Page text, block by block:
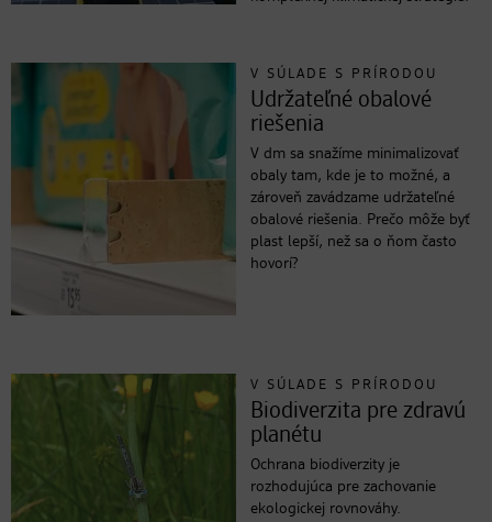
V SÚLADE S PRÍRODOU
Udržateľné obalové
riešenia
V dm sa snažíme minimalizovať
obaly tam, kde je to možné, a
zároveň zavádzame udržateľné
obalové riešenia. Prečo môže byť
plast lepší, než sa o ňom často
hovorí?
V SÚLADE S PRÍRODOU
Biodiverzita pre zdravú
planétu
Ochrana biodiverzity je
rozhodujúca pre zachovanie
ekologickej rovnováhy.